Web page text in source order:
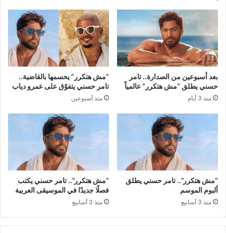
بعد أسبوعين من الصدارة.. تامر
حسني يطلق “مش هتكرر” عالمياً
منذ 3 أيام
“مش هتكرر” يحسمها بالقاضية..
تامر حسني يتفوّق على عمرو دياب
منذ أسبوعين
“مش هتكرر”.. تامر حسني يطلق
ألبوم الموسم
منذ 3 أسابيع
“مش هتكرر”.. تامر حسني يكتب
فصلًا جديدًا في الموسيقى العربية
منذ 3 أسابيع